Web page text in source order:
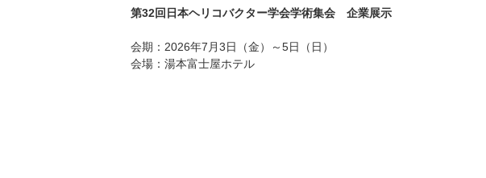
第32回日本ヘリコバクター学会学術集会 企業展示
会期：2026年7月3日（金）～5日（日）
会場： 湯本富士屋ホテル